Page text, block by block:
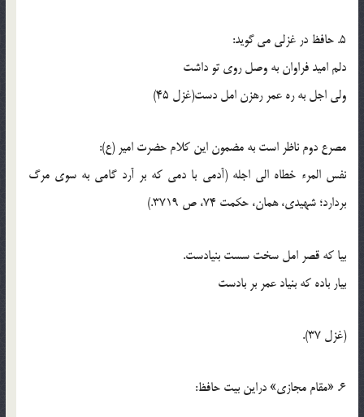
5. حافظ در غزلي مي گويد:
دلم اميد فراوان به وصل روي تو داشت
ولي اجل به ره عمر رهزن امل دست(غزل 45)
مصرع دوم ناظر است به مضمون اين کلام حضرت امير (ع):
نفس المرء خطاه الي اجله (آدمي با دمي که بر آرد گامي به سوي مرگ
بردارد؛ شهيدي، همان، حکمت 74، ص 3719.)
بيا که قصر امل سخت سست بنيادست.
بيار باده که بنياد عمر بر بادست
(غزل 37).
6. «مقام مجازي» دراين بيت حافظ: